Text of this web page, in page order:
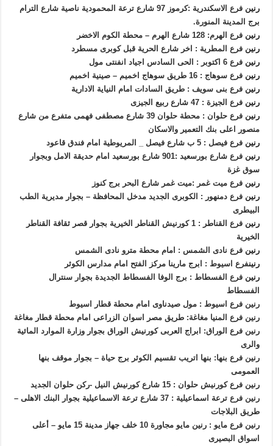
رنين
فرع الاسكندرية :كرموز 97 شارع ترعة المحمودية ناصية شارع الترام
برج المدينة المنورة.
رنينفرع الهرم: 128 شارع الهرم – محطة الكوم الاخضر
رنينفرع المطرية : اخر شارع الحرية قبل كوبرى مسطرد
رنينفرع 6 اكتوبر : الحى السادس اجياد انفنتى مول
رنينفرع سوهاج : 16 طريق سوهاج اخميم – صينية اخميم
رنينفرع بنى سويف : طريق السادات امام النياية الادارية
رنينفرع الجيزة : 47 شارع ربيع الجيزى
رنين
فرع حلوان : محطة حلوان 39 شارع مصطفى فهمى متفرع من شارع
منصور اعلى بنك التعمير والاسكان
رنينفرع فيصل : 5 ب شارع فيصل _ المريوطية امام فندق قاعود
رنين
فرع شارع بورسعيد :901 شارع بورسعيد امام حديقة الامل وبجوار
سوق غزة
رنينفرع ميت غمر :ميت غمر شارع البحر برج كنوز
رنينفرع دمنهور : الكوبرى الجديد مدخل المحافظة – بجوار مديرية الطب
البيطرى
رنين
فرع القناطر : 1 كورنيش القناطر الخيرية بجوار قصر ثقافة القناطر
الخيرية
رنينفرع نادى الشمس : امام محطة مترو نادى الشمس
رنينفرع اسيوط : ابرج مارينا مركز الفتح امام مدارس الكوثر
رنينفرع الفسطاط : برج الوفا الفسطاط الجديدة بجوار سنترال
الفسطاط
رنين فرع اسيوط : مول صيدناوى امام محطة قطار اسيوط
رنين فرع المنيا مغاغة: طريق مصر اسوان الزراعى امام محطة قطار مغاغة
رنين فرع الوراق: ابراج العربى كورنيش الوراق بجوار وزارة الموارد المائية
والرى
رنين فرع بنها: بنها اتريب تقسيم الكوثر برج حياة – بجوار موقف بنها
العمومى
رنين فرع كورنيش حلوان : 15 شارع كورنيش النيل -ركن حلوان الجديد
رنين فرع ترعة اسماعيلية : 37 شارع ترعة الاسماعيلية بجوار البنك الاهلى –
طريق البلاجات
رنين فرع مايو : رنين مايو مجاورة 10 خلف جهاز مدينة 15 مايو – أعلى
اسواق البصيرى